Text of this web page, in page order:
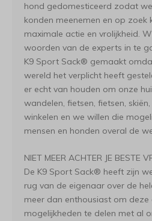
hond gedomesticeerd zodat
konden meenemen en op zoek
maximale actie en vrolijkheid.
woorden van de experts in te
K9 Sport Sack® gemaakt
wereld het verplicht heeft
er echt van houden om onze
wandelen, fietsen, fietsen,
winkelen en we willen die
mensen en honden overal de
NIET MEER ACHTER JE BESTE
De K9 Sport Sack® heeft zijn
rug van de eigenaar over de
meer dan enthousiast om deze
mogelijkheden te delen met al